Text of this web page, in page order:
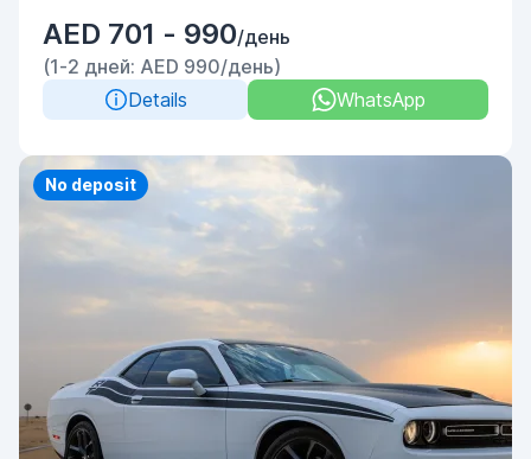
AED 701 - 990/день
(1-2 дней: AED 990/день)
Details
WhatsApp
Priority
No deposit